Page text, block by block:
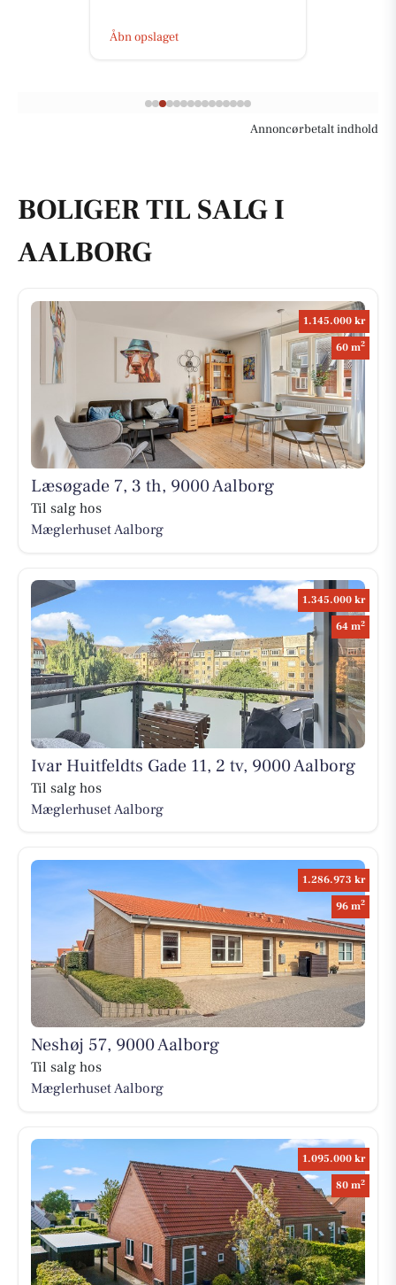
Åbn opslaget
Annoncørbetalt indhold
BOLIGER TIL SALG I
AALBORG
1.145.000 kr
60 m2
Læsøgade 7, 3 th, 9000 Aalborg
Til salg hos
Mæglerhuset Aalborg
1.345.000 kr
64 m2
Ivar Huitfeldts Gade 11, 2 tv, 9000 Aalborg
Til salg hos
Mæglerhuset Aalborg
1.286.973 kr
96 m2
Neshøj 57, 9000 Aalborg
Til salg hos
Mæglerhuset Aalborg
1.095.000 kr
80 m2